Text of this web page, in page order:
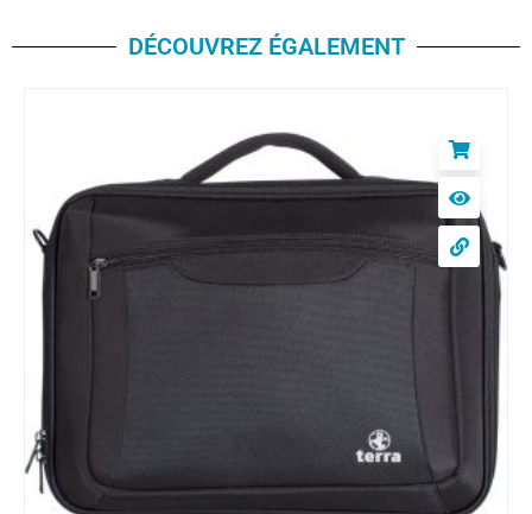
DÉCOUVREZ ÉGALEMENT